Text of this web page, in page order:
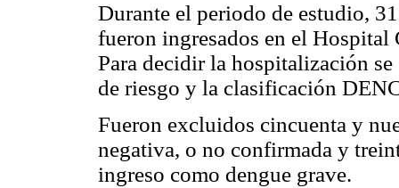
Durante el periodo de estudio,
fueron ingresados en el Hospital
Para decidir la hospitalización
de riesgo y la clasificación
Fueron excluidos cincuenta y
negativa, o no confirmada y
ingreso como dengue grave.